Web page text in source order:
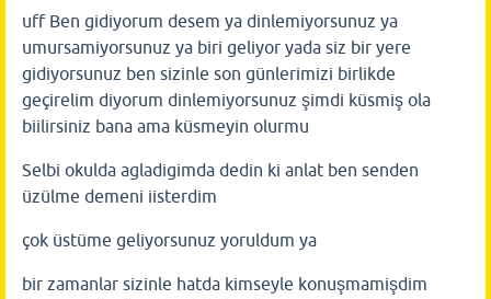
uff Ben gidiyorum desem ya dinlemiyorsunuz ya
umursamiyorsunuz ya biri geliyor yada siz bir yere
gidiyorsunuz ben sizinle son günlerimizi birlikde
geçirelim diyorum dinlemiyorsunuz şimdi küsmiş ola
biilirsiniz bana ama küsmeyin olurmu
Selbi okulda agladigimda dedin ki anlat ben senden
üzülme demeni iisterdim
çok üstüme geliyorsunuz yoruldum ya
bir zamanlar sizinle hatda kimseyle konuşmamişdim